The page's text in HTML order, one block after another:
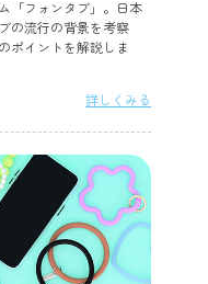
「フォンタブ」。日本
の流行の背景を考察
ポイントを解説しま
詳しくみる